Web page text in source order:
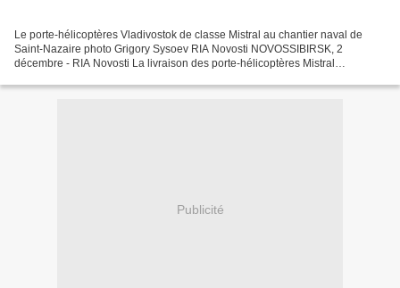
Le porte-hélicoptères Vladivostok de classe Mistral au chantier naval de
Saint-Nazaire photo Grigory Sysoev RIA Novosti NOVOSSIBIRSK, 2
décembre - RIA Novosti La livraison des porte-hélicoptères Mistral
Publicité